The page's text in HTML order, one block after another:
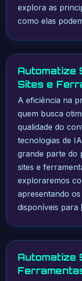
explora as
como elas
Automatize
Sites e
A eficiência na
quem busca
qualidade do
tecnologias de
grande parte do
sites e
exploraremos
apresentando
disponíveis para
Automatize